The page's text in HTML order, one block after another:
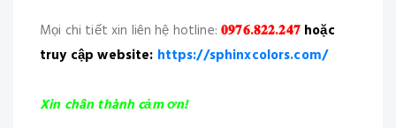
Mọi chi tiết xin liên hệ hotline:𝟎𝟗𝟕𝟔.𝟖𝟐𝟐.𝟐𝟒𝟕 hoặc
truy cập website: https://sphinxcolors.com/
Xin chân thành cảm ơn!